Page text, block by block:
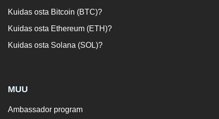
Kuidas osta Bitcoin (BTC)?
Kuidas osta Ethereum (ETH)?
Kuidas osta Solana (SOL)?
MUU
Ambassador program